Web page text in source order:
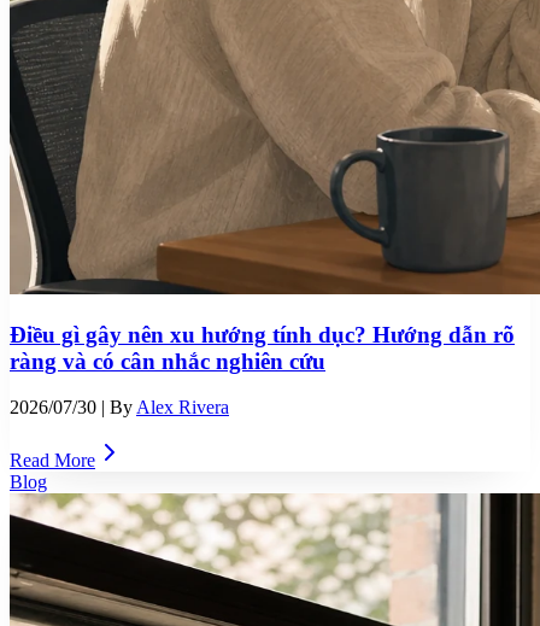
Điều gì gây nên xu hướng tính dục? Hướng dẫn rõ
ràng và có cân nhắc nghiên cứu
2026/07/30 | By Alex Rivera
Read More
Blog